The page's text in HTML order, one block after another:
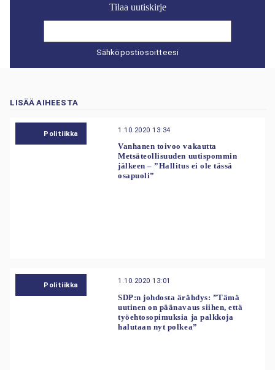
Tilaa uutiskirje
Sähköpostiosoitteesi
LISÄÄ AIHEESTA
Politiikka 1.10.2020 13:34
Vanhanen toivoo vakautta
Metsäteollisuuden uutispommin
jälkeen – ”Hallitus ei ole tässä
osapuoli”
Politiikka 1.10.2020 13:01
SDP:n johdosta ärähdys: ”Tämä
uutinen on päänavaus siihen, että
työehtosopimuksia ja palkkoja
halutaan nyt polkea”